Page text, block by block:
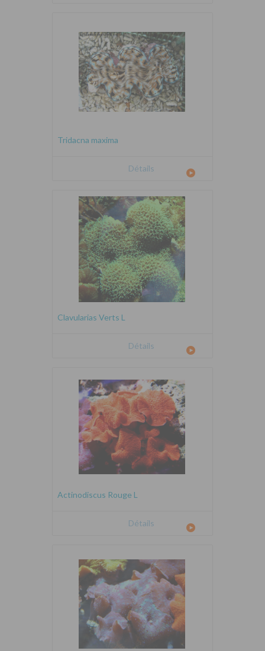
Tridacna maxima
Détails
Clavularias Verts L
Détails
Actinodiscus Rouge L
Détails